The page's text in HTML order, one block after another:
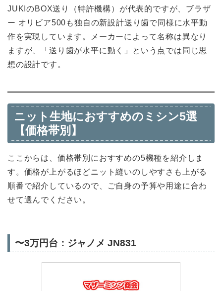
JUKIのBOX送り（特許機構）が代表的ですが、ブラザ
ー オリビア500も独自の新設計送り歯で同様に水平動
作を実現しています。メーカーによって名称は異なり
ますが、「送り歯が水平に動く」という点では同じ思
想の設計です。
ニット生地におすすめのミシン5選
【価格帯別】
ここからは、価格帯別におすすめの5機種を紹介しま
す。価格が上がるほどニット縫いのしやすさも上がる
順番で紹介しているので、ご自身の予算や用途に合わ
せて選んでください。
〜3万円台：ジャノメ JN831